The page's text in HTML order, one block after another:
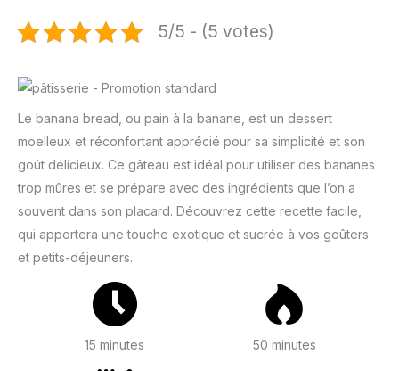
5/5 - (5 votes)
Le banana bread, ou pain à la banane, est un dessert
moelleux et réconfortant apprécié pour sa simplicité et son
goût délicieux. Ce gâteau est idéal pour utiliser des bananes
trop mûres et se prépare avec des ingrédients que l’on a
souvent dans son placard. Découvrez cette recette facile,
qui apportera une touche exotique et sucrée à vos goûters
et petits-déjeuners.
15 minutes 50 minutes